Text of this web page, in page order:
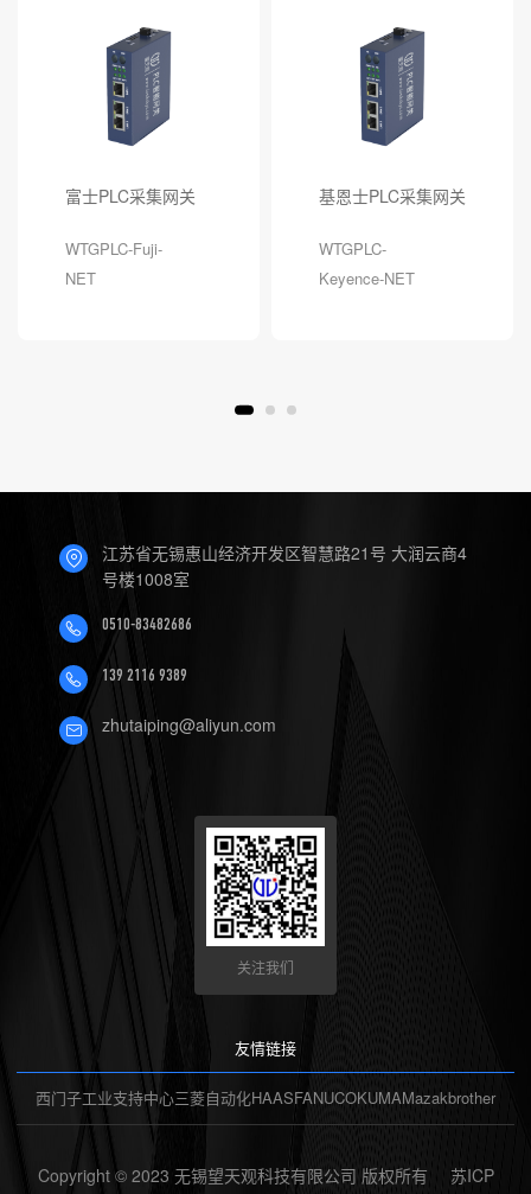
富士PLC采集网关
WTGPLC-Fuji-
NET
基恩士PLC采集网关
WTGPLC-
Keyence-NET
江苏省无锡惠山经济开发区智慧路21号 大润云商4
号楼1008室
0510-83482686
139 2116 9389
zhutaiping@aliyun.com
关注我们
友情链接
西门子工业支持中心三菱自动化HAASFANUCOKUMAMazakbrother
Copyright © 2023 无锡望天观科技有限公司 版权所有
苏ICP